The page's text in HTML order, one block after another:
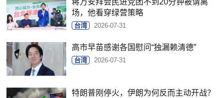
蒋万安拜会民进党团不到20分钟被请离
场，他看穿绿营策略
台湾 2026-07-31
高市早苗感谢各国慰问“独漏赖清德”
台湾 2026-07-31
特朗普刚停火，伊朗为何反而主动开战？